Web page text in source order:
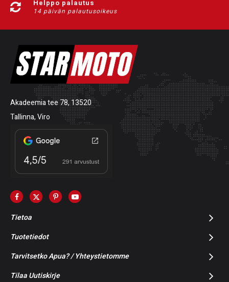
Helppo palautus
14 päivän palautusoikeus
Akadeemia tee 78, 13520
Tallinna, Viro
Tietoa
Tuotetiedot
Tarvitsetko Apua? / Yhteystietomme
Tilaa Uutiskirje